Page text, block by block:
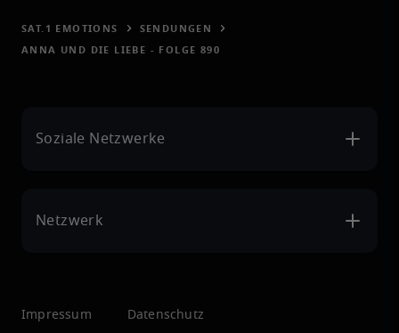
SAT.1 EMOTIONS
SENDUNGEN
ANNA UND DIE LIEBE - FOLGE 890
Soziale Netzwerke
Netzwerk
Impressum Datenschutz